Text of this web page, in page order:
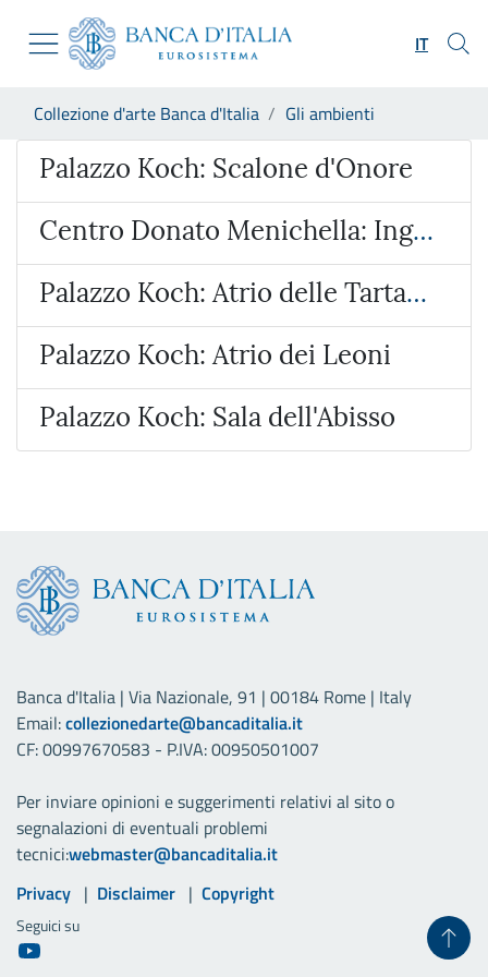
Skip to Main Content
Vai al sito istituzionale
Vai al menu di navigazione
Vai alla ricerca
Vai al footer
IT
Collezione d'arte Banca d'Italia Gli ambienti
Ambiente
Palazzo Koch: Scalone d'Onore
Centro Donato Menichella: Ingresso - Piazza - Sale rappresentanza
Palazzo Koch: Atrio delle Tartarughe
Palazzo Koch: Atrio dei Leoni
Palazzo Koch: Sala dell'Abisso
Banca d'Italia | Via Nazionale, 91 | 00184 Rome | Italy
Email:collezionedarte@bancaditalia.it
CF: 00997670583 - P.IVA: 00950501007
Per inviare opinioni e suggerimenti relativi al sito o
segnalazioni di eventuali problemi
tecnici:webmaster@bancaditalia.it
Link utili
Privacy Disclaimer Copyright
Seguici su